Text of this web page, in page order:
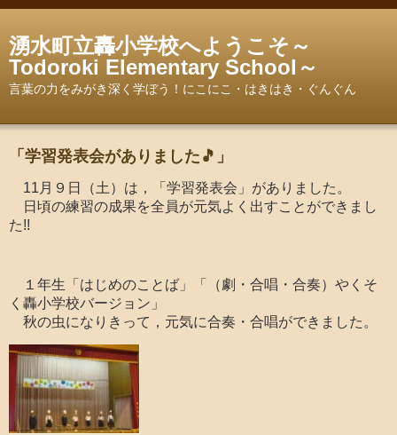
湧水町立轟小学校へようこそ～
Todoroki Elementary School～
言葉の力をみがき深く学ぼう！にこにこ・はきはき・ぐんぐん
「学習発表会がありました🎵」
11月９日（土）は，「学習発表会」がありました。
日頃の練習の成果を全員が元気よく出すことができまし
た!!
１年生「はじめのことば」「（劇・合唱・合奏）やくそ
く轟小学校バージョン」
秋の虫になりきって，元気に合奏・合唱ができました。